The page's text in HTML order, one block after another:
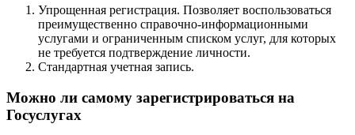
Упрощенная регистрация. Позволяет воспользоваться
преимущественно справочно-информационными
услугами и ограниченным списком услуг, для которых
не требуется подтверждение личности.
Стандартная учетная запись.
Можно ли самому зарегистрироваться на
Госуслугах